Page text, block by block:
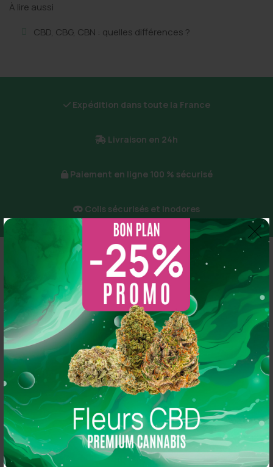
À lire aussi
CBD, CBG, CBN : quelles différences ?
Expédition dans toute la France
Livraison en 24h
Paiement en ligne 100 % sécurisé
Colis sécurisés et inodores
SO CBD
A propos
Catalogue Fleurs CBD
Catalogue Résines CBD
Catalogue Huiles CBD
Nos boutiques
News
2 CBD SHOP À PARIS
So CBD 21 Rue Simart, 75018 Paris
So CBD 36 Rue Oberkampf, 75011 Paris